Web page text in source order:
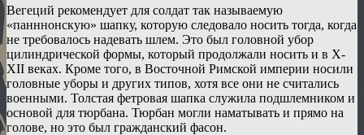
Вегеций рекомендует для солдат так называемую
«панннонскую» шапку, которую следовало носить тогда, когда
не требовалось надевать шлем. Это был головной убор
цилиндрической формы, который продолжали носить и в X-
XII веках. Кроме того, в Восточной Римской империи носили
головные уборы и других типов, хотя все они не считались
военными. Толстая фетровая шапка служила подшлемником и
основой для тюрбана. Тюрбан могли наматывать и прямо на
голове, но это был гражданский фасон.